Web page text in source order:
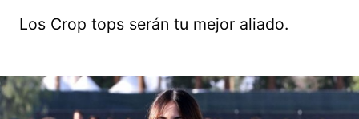
Los Crop tops serán tu mejor aliado.